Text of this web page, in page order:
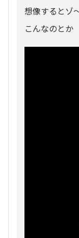
想像するとゾ
こんなのとか